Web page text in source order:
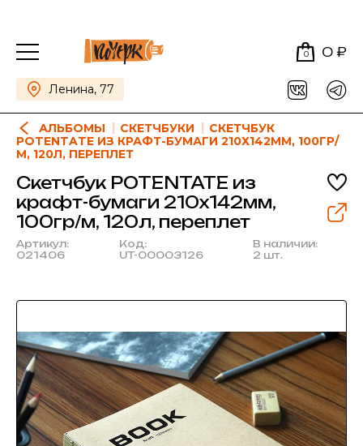
0 0 ₽
Ленина, 77
АЛЬБОМЫ СКЕТЧБУКИ
СКЕТЧБУК
POTENTATE ИЗ КРАФТ-БУМАГИ 210Х142ММ, 100ГР/
М, 120Л, ПЕРЕПЛЕТ
Скетчбук POTENTATE из
крафт-бумаги 210х142мм,
100гр/м, 120л, переплет
Артикул:
021406
Код:
UT-00003126
В наличии:
2 шт.